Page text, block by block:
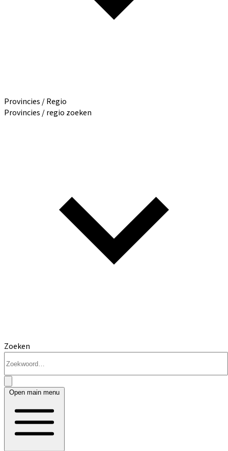
Provincies / Regio
Provincies / regio zoeken
Zoeken
Open main menu